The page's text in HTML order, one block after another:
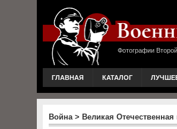
Фотографии
ГЛАВНАЯ КАТАЛОГ
Война> Великая Отечественная